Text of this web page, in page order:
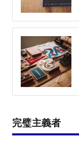
完璧主義者